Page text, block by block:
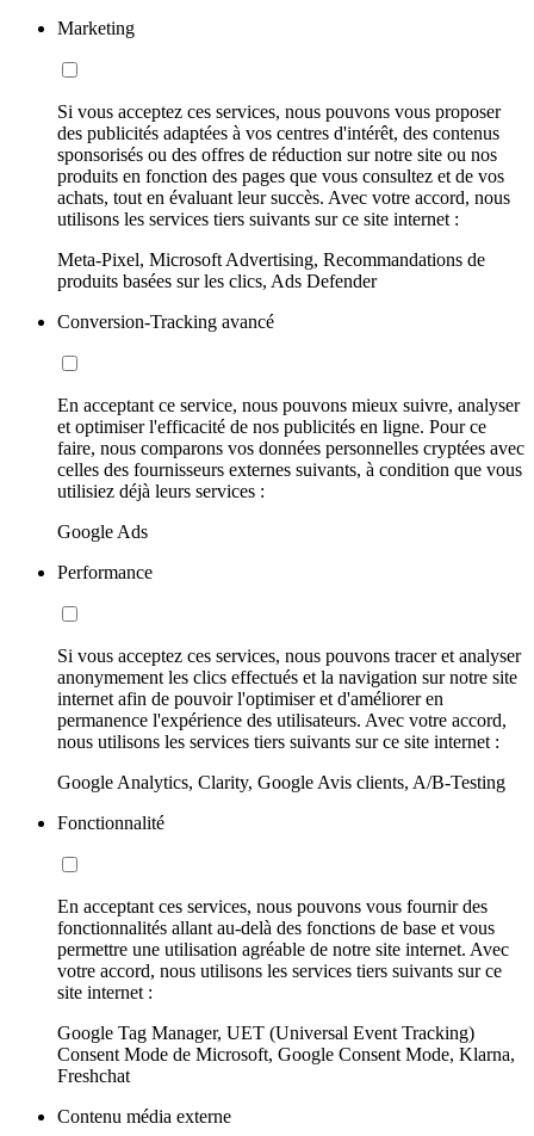
Marketing
Si vous acceptez ces services, nous pouvons vous proposer
des publicités adaptées à vos centres d'intérêt, des contenus
sponsorisés ou des offres de réduction sur notre site ou nos
produits en fonction des pages que vous consultez et de vos
achats, tout en évaluant leur succès. Avec votre accord, nous
utilisons les services tiers suivants sur ce site internet :
Meta-Pixel, Microsoft Advertising, Recommandations de
produits basées sur les clics, Ads Defender
Conversion-Tracking avancé
En acceptant ce service, nous pouvons mieux suivre, analyser
et optimiser l'efficacité de nos publicités en ligne. Pour ce
faire, nous comparons vos données personnelles cryptées avec
celles des fournisseurs externes suivants, à condition que vous
utilisiez déjà leurs services :
Google Ads
Performance
Si vous acceptez ces services, nous pouvons tracer et analyser
anonymement les clics effectués et la navigation sur notre site
internet afin de pouvoir l'optimiser et d'améliorer en
permanence l'expérience des utilisateurs. Avec votre accord,
nous utilisons les services tiers suivants sur ce site internet :
Google Analytics, Clarity, Google Avis clients, A/B-Testing
Fonctionnalité
En acceptant ces services, nous pouvons vous fournir des
fonctionnalités allant au-delà des fonctions de base et vous
permettre une utilisation agréable de notre site internet. Avec
votre accord, nous utilisons les services tiers suivants sur ce
site internet :
Google Tag Manager, UET (Universal Event Tracking)
Consent Mode de Microsoft, Google Consent Mode, Klarna,
Freshchat
Contenu média externe